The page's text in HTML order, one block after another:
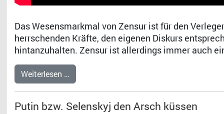
Das Wesensmarkmal von Zensur ist für den
herrschenden Kräfte, den eigenen Diskurs
hintanzuhalten. Zensur ist allerdings immer auch
Weiterlesen …
Putin bzw. Selenskyj den Arsch küssen